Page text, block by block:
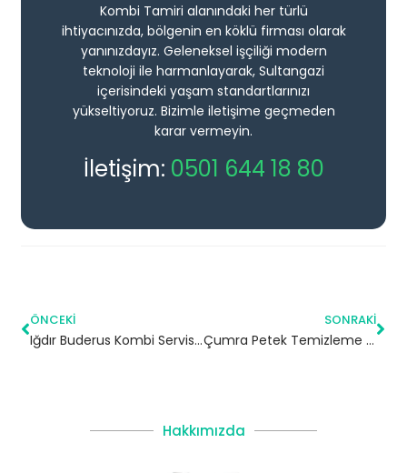
Kombi Tamiri alanındaki her türlü
ihtiyacınızda, bölgenin en köklü firması olarak
yanınızdayız. Geleneksel işçiliği modern
teknoloji ile harmanlayarak, Sultangazi
içerisindeki yaşam standartlarınızı
yükseltiyoruz. Bizimle iletişime geçmeden
karar vermeyin.
İletişim: 0501 644 18 80
ÖNCEKI
Iğdır Buderus Kombi Servisi – Yetkili Teknik Servis
SONRAKI
Çumra Petek Temizleme | Konya
Hakkımızda